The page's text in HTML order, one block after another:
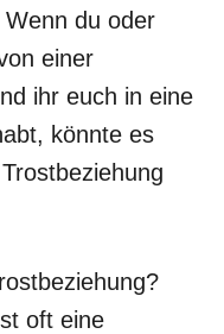
du oder
einer
ihr euch in eine
könnte es
oft eine